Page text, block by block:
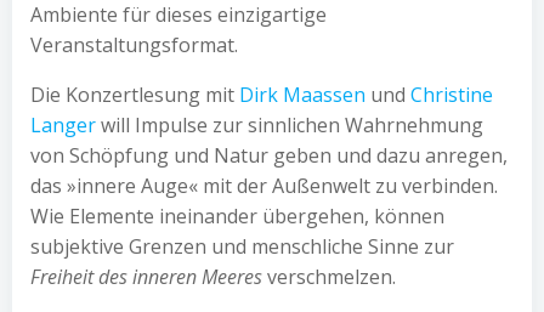
Ambiente für dieses einzigartige
Veranstaltungsformat.
Die Konzertlesung mit Dirk Maassen und Christine
Langerwill Impulse zur sinnlichen Wahrnehmung
von Schöpfung und Natur geben und dazu anregen,
das »innere Auge« mit der Außenwelt zu verbinden.
Wie Elemente ineinander übergehen, können
subjektive Grenzen und menschliche Sinne zur
Freiheit des inneren Meeresverschmelzen.